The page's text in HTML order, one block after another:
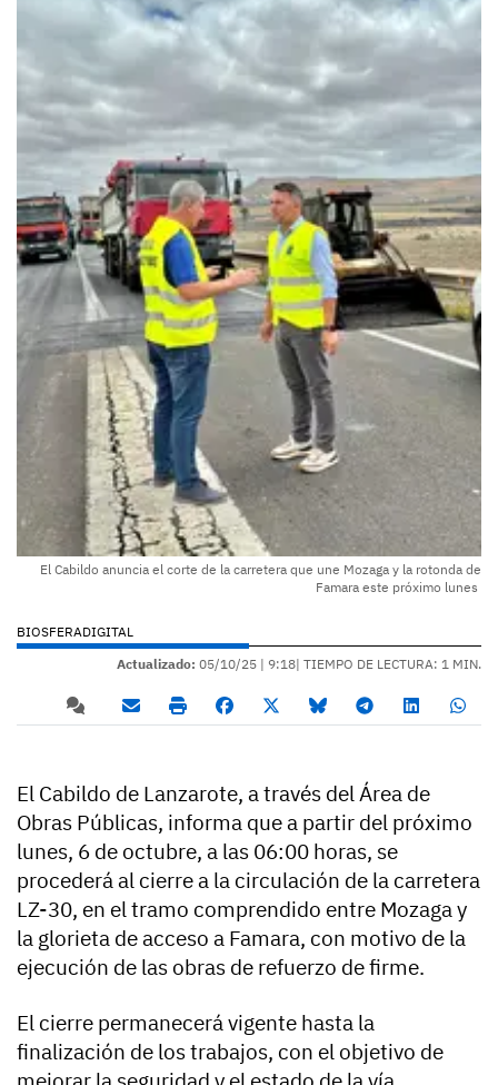
El Cabildo anuncia el corte de la carretera que une Mozaga y la rotonda de
Famara este próximo lunes
BIOSFERADIGITAL
Actualizado: 05/10/25 | 9:18| TIEMPO DE LECTURA: 1 MIN.
El Cabildo de Lanzarote, a través del Área de
Obras Públicas, informa que a partir del próximo
lunes, 6 de octubre, a las 06:00 horas, se
procederá al cierre a la circulación de la carretera
LZ-30, en el tramo comprendido entre Mozaga y
la glorieta de acceso a Famara, con motivo de la
ejecución de las obras de refuerzo de firme.
El cierre permanecerá vigente hasta la
finalización de los trabajos, con el objetivo de